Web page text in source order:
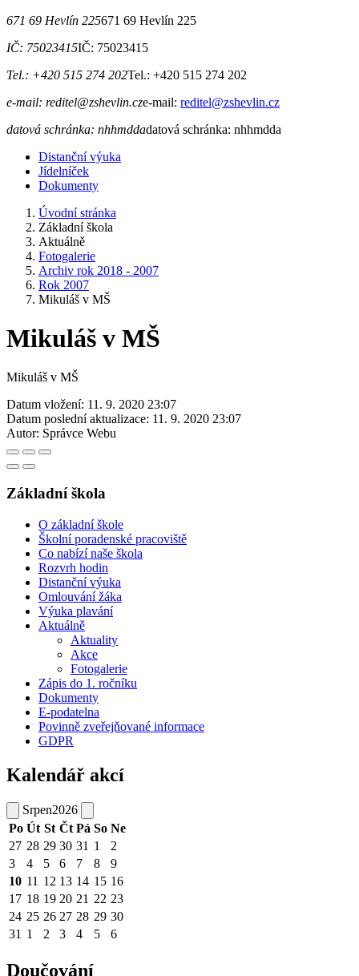
671 69 Hevlín 225671 69 Hevlín 225
IČ: 75023415IČ: 75023415
Tel.: +420 515 274 202Tel.: +420 515 274 202
e-mail: reditel@zshevlin.cze-mail: reditel@zshevlin.cz
datová schránka: nhhmddadatová schránka: nhhmdda
Distanční výuka
Jídelníček
Dokumenty
Úvodní stránka
Základní škola
Aktuálně
Fotogalerie
Archiv rok 2018 - 2007
Rok 2007
Mikuláš v MŠ
Mikuláš v MŠ
Mikuláš v MŠ
Datum vložení: 11. 9. 2020 23:07
Datum poslední aktualizace: 11. 9. 2020 23:07
Autor: Správce Webu
Základní škola
O základní škole
Školní poradenské pracoviště
Co nabízí naše škola
Rozvrh hodin
Distanční výuka
Omlouvání žáka
Výuka plavání
Aktuálně
Aktuality
Akce
Fotogalerie
Zápis do 1. ročníku
Dokumenty
E-podatelna
Povinně zveřejňované informace
GDPR
Kalendář akcí
Srpen2026
Po Út St Čt Pá So Ne
27 28 29 30 31 1
2
3
4 5 6 7 8
9
10 11 12 13 14 15 16
17 18 19 20 21 22 23
24 25 26 27 28 29 30
31 1 2 3 4 5 6
Doučování